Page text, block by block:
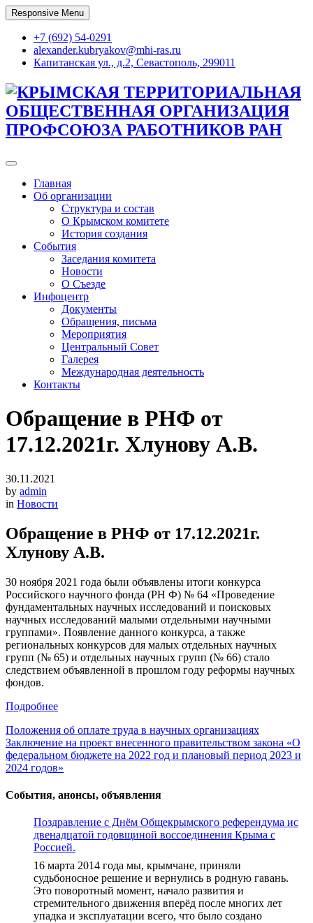
Skip
to
content
Responsive Menu
+7 (692) 54-0291
alexander.kubryakov@mhi-ras.ru
Капитанская ул., д.2, Севастополь, 299011
КРЫМСКАЯ ТЕРРИТОРИАЛЬНАЯ
ОБЩЕСТВЕННАЯ ОРГАНИЗАЦИЯ
ПРОФСОЮЗА РАБОТНИКОВ РАН
Главная
Об организации
Структура и состав
О Крымском комитете
История создания
События
Заседания комитета
Новости
О Съезде
Инфоцентр
Документы
Обращения, письма
Мероприятия
Центральный Совет
Галерея
Международная деятельность
Контакты
Обращение в РНФ от
17.12.2021г. Хлунову А.В.
30.11.2021
by admin
in Новости
Обращение в РНФ от 17.12.2021г.
Хлунову А.В.
30 ноября 2021 года были объявлены итоги конкурса
Российского научного фонда (РН Ф) № 64 «Проведение
фундаментальных научных исследований и поисковых
научных исследований малыми отдельными научными
группами». Появление данного конкурса, а также
региональных конкурсов для малых отдельных научных
групп (№ 65) и отдельных научных групп (№ 66) стало
следствием объявленной в прошлом году реформы научных
фондов.
Подробнее
Навигация
по
записям
Положения об оплате труда в научных организациях
Заключение на проект внесенного правительством закона «О
федеральном бюджете на 2022 год и плановый период 2023 и
2024 годов»
События, анонсы, объявления
Поздравление с Днём Общекрымского референдума ис
двенадцатой годовщиной воссоединения Крыма с
Россией.
16 марта 2014 года мы, крымчане, приняли
судьбоносное решение и вернулись в родную гавань.
Это поворотный момент, начало развития и
стремительного движения вперёд после многих лет
упадка и эксплуатации всего, что было создано